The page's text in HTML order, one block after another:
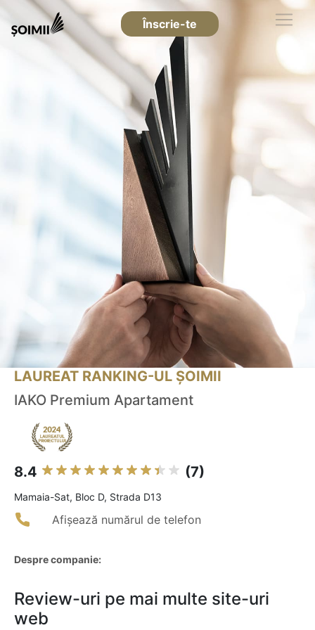
Înscrie-te
LAUREAT RANKING-UL ȘOIMII
IAKO Premium Apartament
8.4 (7)
Mamaia-Sat, Bloc D, Strada D13
Afișează numărul de telefon
Despre companie:
Review-uri pe mai multe site-uri
web